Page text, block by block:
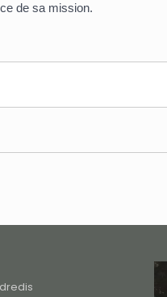
de sa mission.